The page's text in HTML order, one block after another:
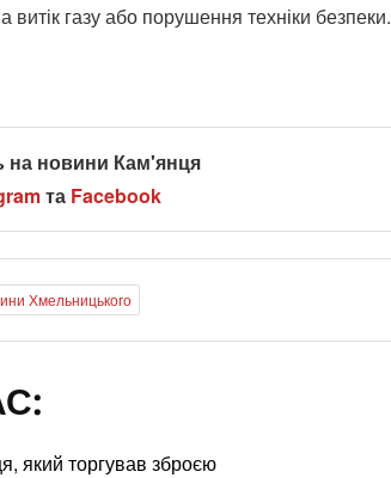
витік газу або порушення техніки безпеки.
на новини Кам'янця
та Facebook
Хмельницького
який торгував зброєю